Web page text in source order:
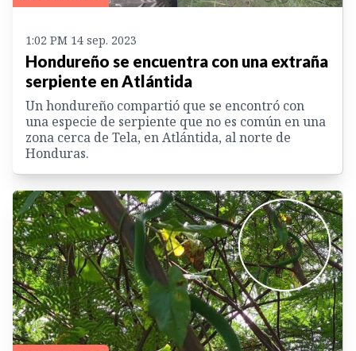
1:02 PM 14 sep. 2023
Hondureño se encuentra con una extraña
serpiente en Atlántida
Un hondureño compartió que se encontró con
una especie de serpiente que no es común en una
zona cerca de Tela, en Atlántida, al norte de
Honduras.